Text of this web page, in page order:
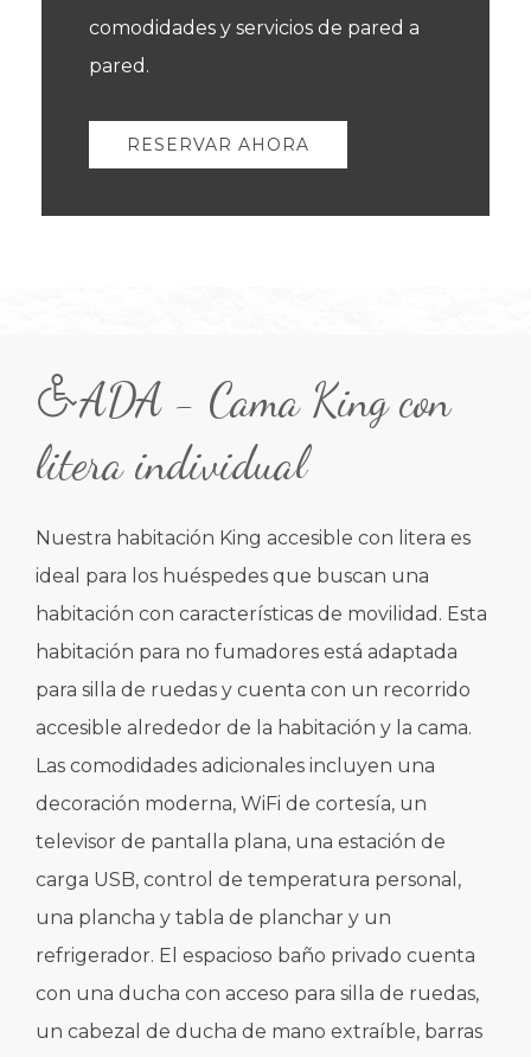
comodidades y servicios de pared a
pared.
RESERVAR AHORA
ADA - Cama King con
litera individual
Nuestra habitación King accesible con litera es
ideal para los huéspedes que buscan una
habitación con características de movilidad. Esta
habitación para no fumadores está adaptada
para silla de ruedas y cuenta con un recorrido
accesible alrededor de la habitación y la cama.
Las comodidades adicionales incluyen una
decoración moderna, WiFi de cortesía, un
televisor de pantalla plana, una estación de
carga USB, control de temperatura personal,
una plancha y tabla de planchar y un
refrigerador. El espacioso baño privado cuenta
con una ducha con acceso para silla de ruedas,
un cabezal de ducha de mano extraíble, barras